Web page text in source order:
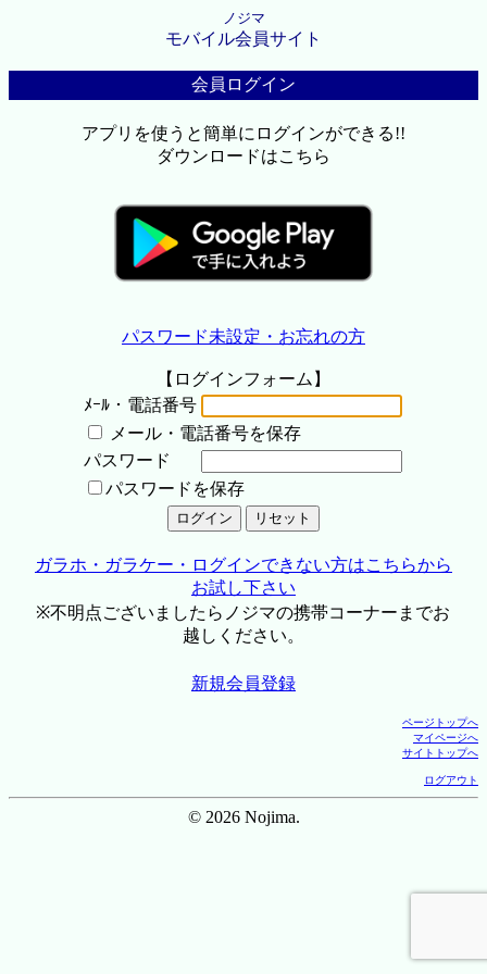
ノジマ
モバイル会員サイト
会員ログイン
アプリを使うと簡単にログインができる!!
ダウンロードはこちら
パスワード未設定・お忘れの方
【ログインフォーム】
ﾒｰﾙ・電話番号
メール・電話番号を保存
パスワード
パスワードを保存
ガラホ・ガラケー・ログインできない方はこちらから
お試し下さい
※不明点ございましたらノジマの携帯コーナーまでお
越しください。
新規会員登録
ページトップへ
マイページへ
サイトトップへ
ログアウト
© 2026 Nojima.